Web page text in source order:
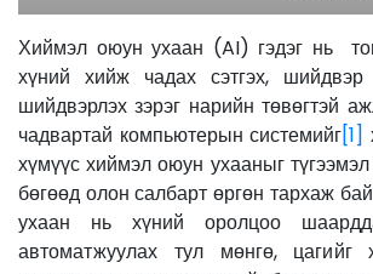
Хиймэл оюун ухаан (AI) гэдэг нь
хүний ​​хийж чадах сэтгэх, шийдвэр
шийдвэрлэх зэрэг нарийн төвөгтэй
чадвартай компьютерын системийг[1]
хүмүүс хиймэл оюун ухааныг
бөгөөд олон салбарт өргөн тархаж
ухаан нь хүний оролцоо
автоматжуулах тул мөнгө, цагийг